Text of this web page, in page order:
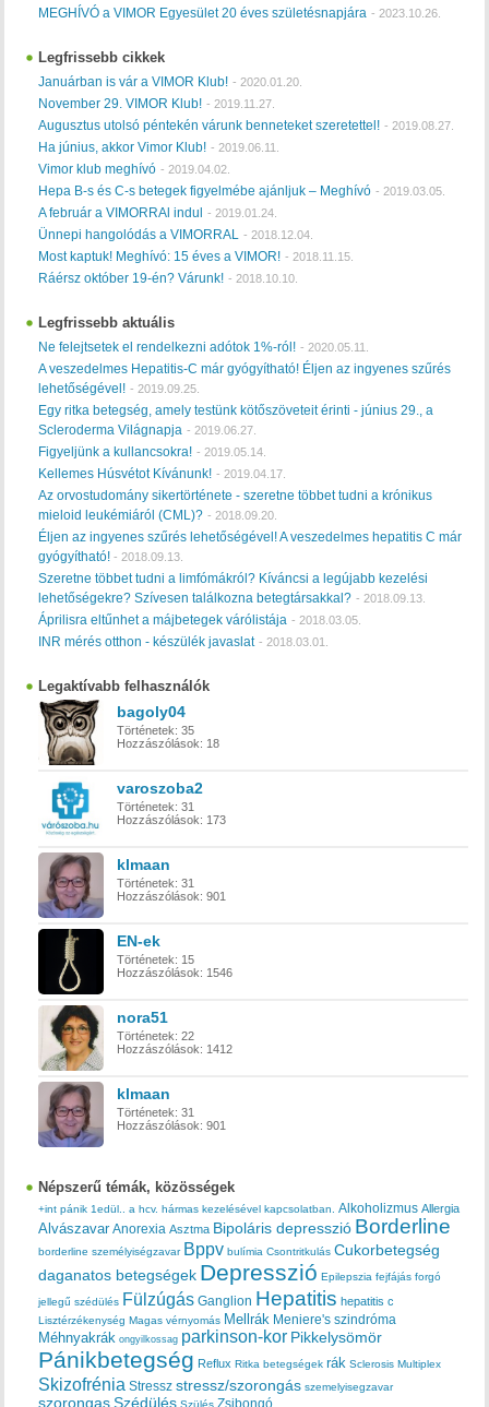
MEGHÍVÓ a VIMOR Egyesület 20 éves születésnapjára - 2023.10.26.
Legfrissebb cikkek
Januárban is vár a VIMOR Klub! - 2020.01.20.
November 29. VIMOR Klub! - 2019.11.27.
Augusztus utolsó péntekén várunk benneteket szeretettel! - 2019.08.27.
Ha június, akkor Vimor Klub! - 2019.06.11.
Vimor klub meghívó - 2019.04.02.
Hepa B-s és C-s betegek figyelmébe ajánljuk – Meghívó - 2019.03.05.
A február a VIMORRAl indul - 2019.01.24.
Ünnepi hangolódás a VIMORRAL - 2018.12.04.
Most kaptuk! Meghívó: 15 éves a VIMOR! - 2018.11.15.
Ráérsz október 19-én? Várunk! - 2018.10.10.
Legfrissebb aktuális
Ne felejtsetek el rendelkezni adótok 1%-ról! - 2020.05.11.
A veszedelmes Hepatitis-C már gyógyítható! Éljen az ingyenes szűrés
lehetőségével! - 2019.09.25.
Egy ritka betegség, amely testünk kötőszöveteit érinti - június 29., a
Scleroderma Világnapja - 2019.06.27.
Figyeljünk a kullancsokra! - 2019.05.14.
Kellemes Húsvétot Kívánunk! - 2019.04.17.
Az orvostudomány sikertörténete - szeretne többet tudni a krónikus
mieloid leukémiáról (CML)? - 2018.09.20.
Éljen az ingyenes szűrés lehetőségével! A veszedelmes hepatitis C már
gyógyítható!- 2018.09.13.
Szeretne többet tudni a limfómákról? Kíváncsi a legújabb kezelési
lehetőségekre? Szívesen találkozna betegtársakkal? - 2018.09.13.
Áprilisra eltűnhet a májbetegek várólistája - 2018.03.05.
INR mérés otthon - készülék javaslat - 2018.03.01.
Legaktívabb felhasználók
bagoly04
Történetek: 35
Hozzászólások: 18
varoszoba2
Történetek: 31
Hozzászólások: 173
klmaan
Történetek: 31
Hozzászólások: 901
EN-ek
Történetek: 15
Hozzászólások: 1546
nora51
Történetek: 22
Hozzászólások: 1412
klmaan
Történetek: 31
Hozzászólások: 901
Népszerű témák, közösségek
+int pánik 1edül.. a hcv. hármas kezelésével kapcsolatban. Alkoholizmus Allergia
Alvászavar Anorexia Asztma Bipoláris depresszió Borderline
borderline személyiségzavar Bppv bulímia Csontritkulás Cukorbetegség
daganatos betegségek Depresszió Epilepszia fejfájás forgó
jellegű szédülés Fülzúgás Ganglion Hepatitis hepatitis c
Lisztérzékenység Magas vérnyomás Mellrák Meniere's szindróma
Méhnyakrák ongyilkossag parkinson-kor Pikkelysömör
Pánikbetegség Reflux Ritka betegségek rák Sclerosis Multiplex
Skizofrénia Stressz stressz/szorongás szemelyisegzavar
szorongas Szédülés Szülés Zsibongó